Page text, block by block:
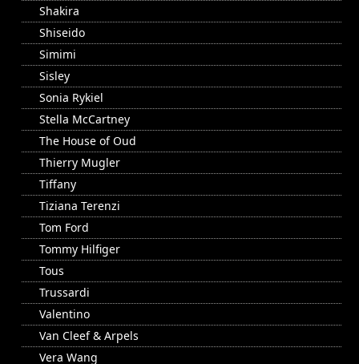
Shakira
Shiseido
Simimi
Sisley
Sonia Rykiel
Stella McCartney
The House of Oud
Thierry Mugler
Tiffany
Tiziana Terenzi
Tom Ford
Tommy Hilfiger
Tous
Trussardi
Valentino
Van Cleef & Arpels
Vera Wang